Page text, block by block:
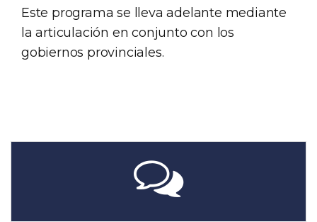
Este programa se lleva adelante mediante
la articulación en conjunto con los
gobiernos provinciales.